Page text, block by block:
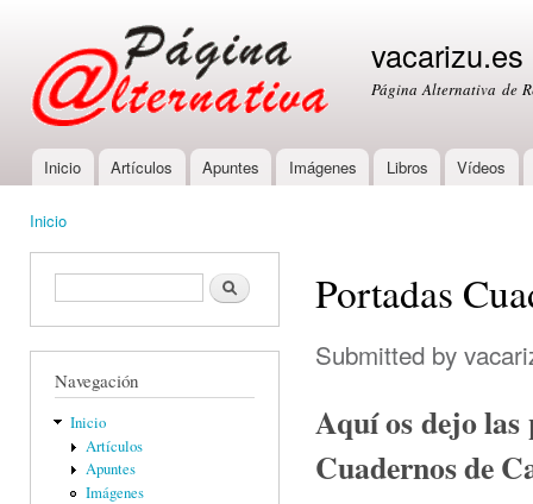
vacarizu.es
Página Alternativa de
Main menu
Inicio Artículos Apuntes Imágenes Libros Vídeos
Inicio
Formulario de búsquedaBuscar
Navegación
Inicio
Artículos
Apuntes
Imágenes
Portadas
Submitted by
Aquí os dejo las
Cuadernos de